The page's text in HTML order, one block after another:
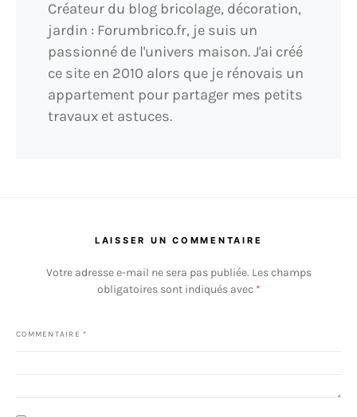
Créateur du blog bricolage, décoration,
jardin : Forumbrico.fr, je suis un
passionné de l'univers maison. J'ai créé
ce site en 2010 alors que je rénovais un
appartement pour partager mes petits
travaux et astuces.
LAISSER UN COMMENTAIRE
Votre adresse e-mail ne sera pas publiée. Les champs
obligatoires sont indiqués avec *
COMMENTAIRE *